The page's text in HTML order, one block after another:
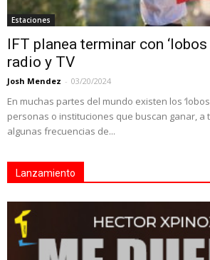
Estaciones
IFT planea terminar con
radio y TV
Josh Mendez - 03/20/2024
En muchas partes del mundo existen los
personas o instituciones que buscan ganar, a
algunas frecuencias de...
Lanzamiento